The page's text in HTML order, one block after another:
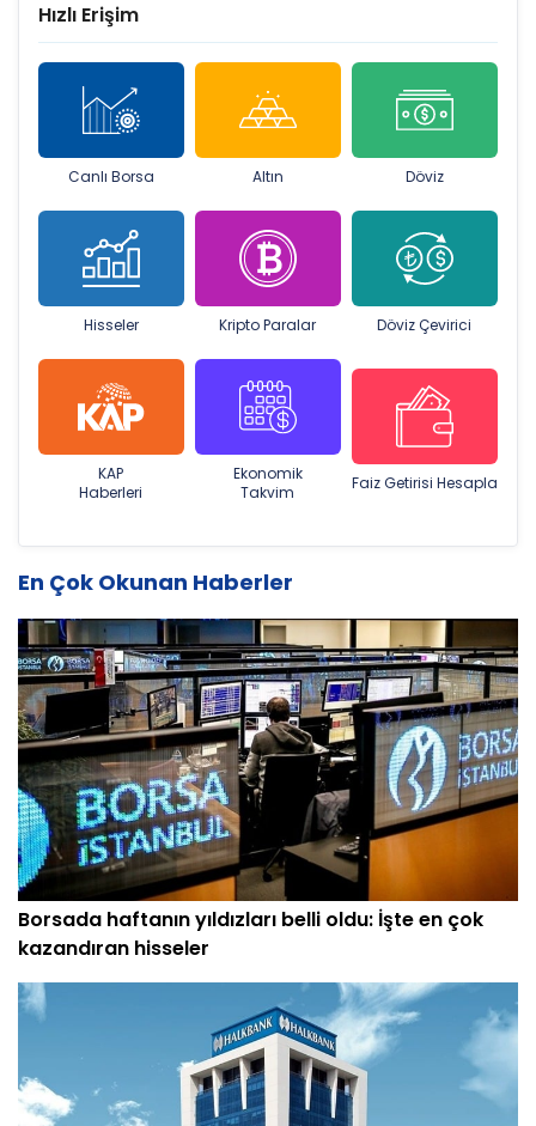
Hızlı Erişim
Canlı Borsa Altın Döviz
Hisseler Kripto Paralar Döviz Çevirici
KAP
Haberleri
Ekonomik
Takvim
Faiz Getirisi Hesapla
En Çok Okunan Haberler
Borsada haftanın yıldızları belli oldu: İşte en çok
kazandıran hisseler